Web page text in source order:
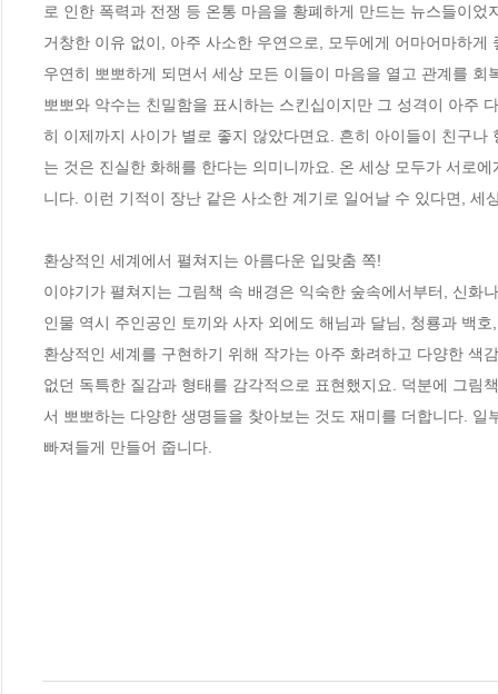
로 인한 폭력과 전쟁 등 온통 마음을 황폐하게 만드는 뉴스들이
거창한 이유 없이, 아주 사소한 우연으로, 모두에게 어마어마하
우연히 뽀뽀하게 되면서 세상 모든 이들이 마음을 열고 관계를
뽀뽀와 악수는 친밀함을 표시하는 스킨십이지만 그 성격이 아주
히 이제까지 사이가 별로 좋지 않았다면요. 흔히 아이들이 친구
는 것은 진실한 화해를 한다는 의미니까요. 온 세상 모두가 서로
니다. 이런 기적이 장난 같은 사소한 계기로 일어날 수 있다면, 세
환상적인 세계에서 펼쳐지는 아름다운 입맞춤 쪽!
이야기가 펼쳐지는 그림책 속 배경은 익숙한 숲속에서부터, 신화
인물 역시 주인공인 토끼와 사자 외에도 해님과 달님, 청룡과 백
환상적인 세계를 구현하기 위해 작가는 아주 화려하고 다양한 색
없던 독특한 질감과 형태를 감각적으로 표현했지요. 덕분에 그림
서 뽀뽀하는 다양한 생명들을 찾아보는 것도 재미를 더합니다.
빠져들게 만들어 줍니다.